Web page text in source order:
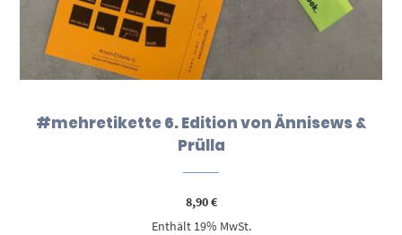
#mehretikette 6. Edition von Ännisews &
Prülla
8,90€
Enthält 19% MwSt.